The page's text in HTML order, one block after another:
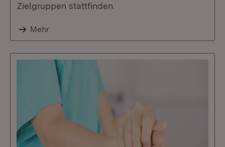
Zielgruppen stattfinden.
Mehr